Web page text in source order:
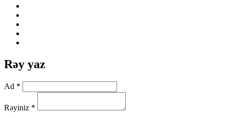
Rəy yaz
Ad *
Rəyiniz *